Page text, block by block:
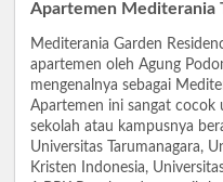
Apartemen Mediterania
Mediterania Garden
apartemen oleh Agung
mengenalnya sebagai
Apartemen ini sangat cocok
sekolah atau kampusnya
Universitas Tarumanagara,
Kristen Indonesia,